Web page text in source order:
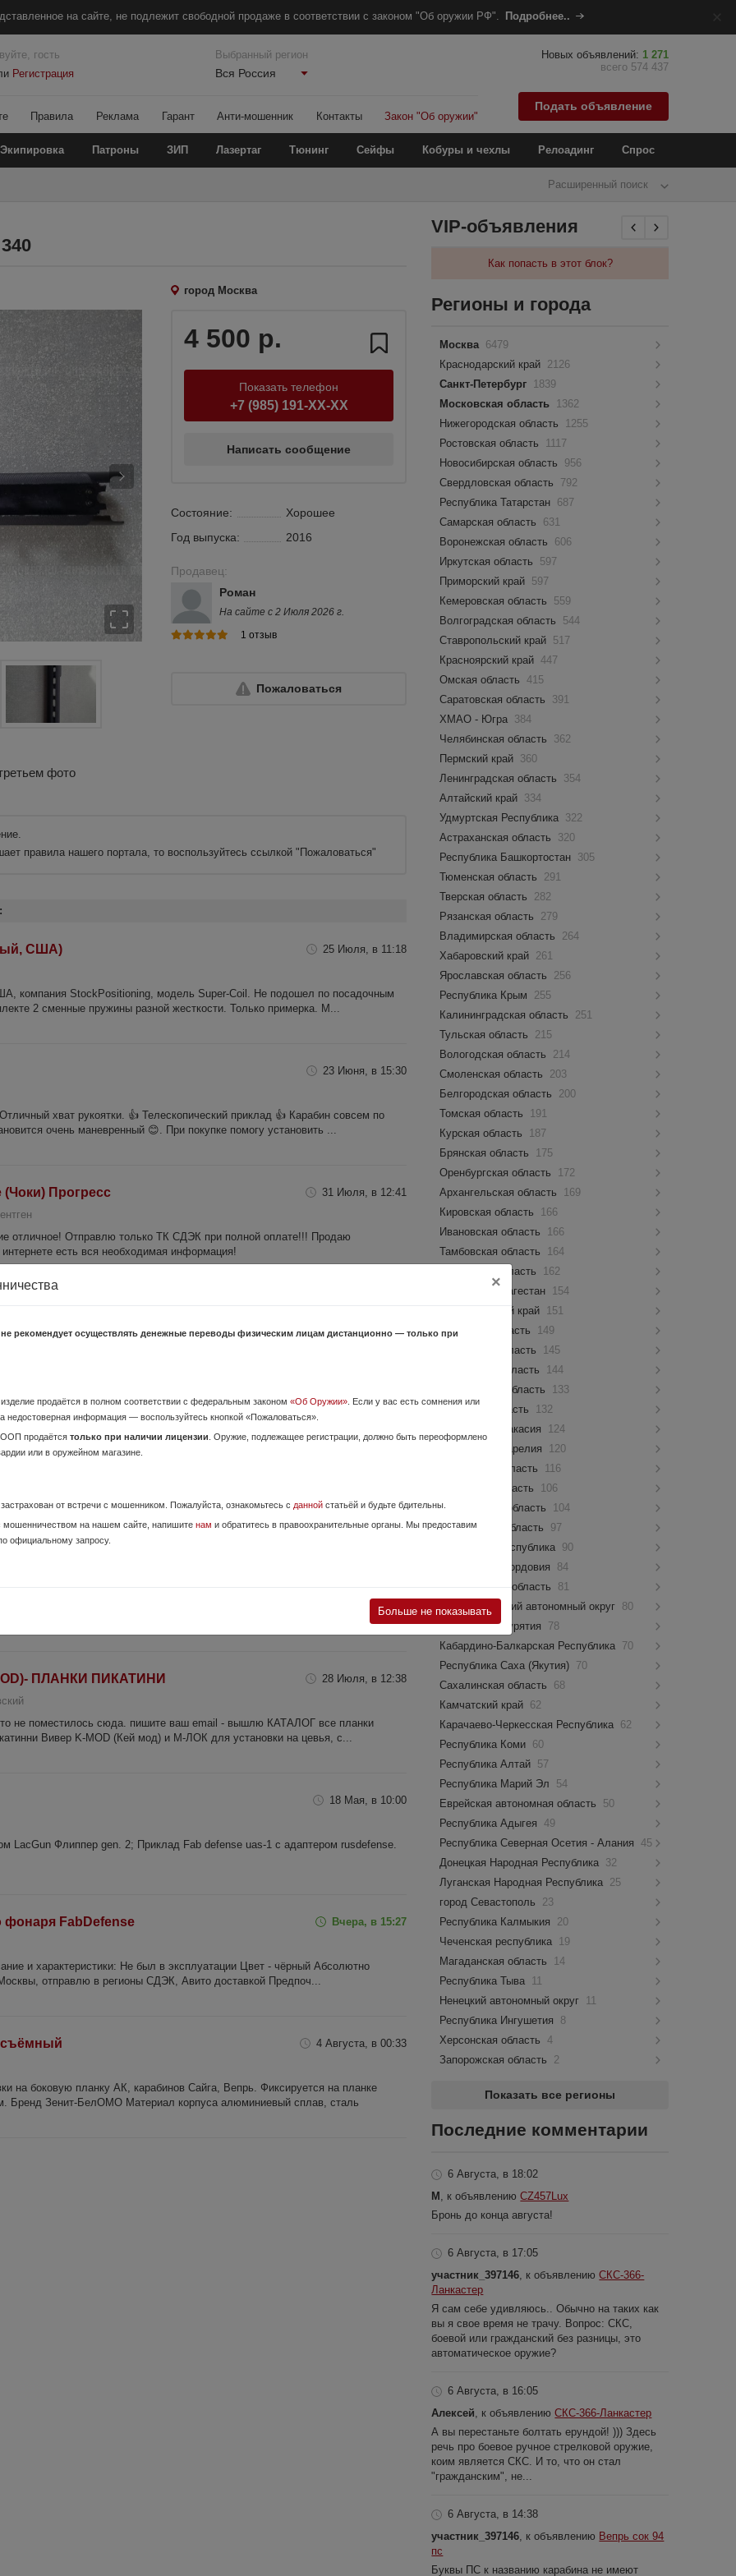
на сайте, не подлежит свободной продаже в соответствии с законом "Об оружии РФ". Подробнее..
гость
Регистрация
Выбранный регион
Вся Россия
Правила Реклама Гарант Анти-мошенник Контакты Закон "Об оружии"
Новых объявлений: 1 271
всего 574 437
Подать объявление
Экипировка Патроны ЗИП Лазертаг Тюнинг Сейфы Кобуры и чехлы Релоадинг Спрос
Расширенный поиск
город Москва
фото
4 500 р.
Показать телефон
+7 (985) 191-XX-XX
Написать сообщение
Состояние:
Хорошее
Год выпуска:
2016
Продавец:
Роман
На сайте с 2 Июля 2026 г.
1 отзыв
Пожаловаться
правила нашего портала, то воспользуйтесь ссылкой "Пожаловаться"
США) 25 Июля, в 11:18
компания StockPositioning, модель Super-Coil. Не подошел по посадочным
2 сменные пружины разной жесткости. Только примерка. М...
23 Июня, в 15:30
хват рукоятки. 👍 Телескопический приклад 👍 Карабин совсем по
очень маневренный 😊. При покупке помогу установить ...
(Чоки) Прогресс 31 Июля, в 12:41
отличное! Отправлю только ТК СДЭК при полной оплате!!! Продаю
есть вся необходимая информация!
GL-CORE S Fab Defense (COM-/MIL-SPEC). Немного бу.
2 Августа, в 11:54
D 45мм, 11 камер с газоразгрузкой, хорошо убирает звук, резьба 24Х1.5
VR-SVD на Тигр под этот ДТК (все новое не устанав...
ПЛАНКИ ПИКАТИНИ 28 Июля, в 12:38
не поместилось сюда. пишите ваш email - вышлю КАТАЛОГ все планки
Вивер K-MOD (Кей мод) и М-ЛОК для установки на цевья, с...
18 Мая, в 10:00
LacGun Флиппер gen. 2; Приклад Fab defense uas-1 с адаптером rusdefense.
фонаря FabDefense Вчера, в 15:27
и характеристики: Не был в эксплуатации Цвет - чёрный Абсолютно
отправлю в регионы СДЭК, Авито доставкой Предпоч...
4 Августа, в 00:33
на боковую планку АК, карабинов Сайга, Вепрь. Фиксируется на планке
Бренд Зенит-БелОМО Материал корпуса алюминиевый сплав, сталь
×
рекомендует осуществлять денежные переводы физическим лицам дистанционно — только при
продаётся в полном соответствии с федеральным законом «Об Оружии» . Если у вас есть сомнения или
недостоверная информация — воспользуйтесь кнопкой «Пожаловаться».
продаётся только при наличии лицензии . Оружие, подлежащее регистрации, должно быть переоформлено
или в оружейном магазине.
от встречи с мошенником. Пожалуйста, ознакомьтесь с данной статьёй и будьте бдительны.
мошенничеством на нашем сайте, напишите нам и обратитесь в правоохранительные органы. Мы предоставим
официальному запросу.
Больше не показывать
VIP-объявления
Как попасть в этот блок?
Регионы и города
Москва 6479
Краснодарский край 2126
Санкт-Петербург 1839
Московская область 1362
Нижегородская область
1255
Ростовская область
1117
Новосибирская область
956
Свердловская область
792
Республика Татарстан 687
Самарская область
631
Воронежская область
606
Иркутская область
597
Приморский край 597
Кемеровская область
559
Волгоградская область
544
Ставропольский край 517
Красноярский край 447
Омская область
415
Саратовская область
391
ХМАО - Югра 384
Челябинская область
362
Пермский край 360
Ленинградская область
354
Алтайский край 334
Удмуртская Республика 322
Астраханская область
320
Республика Башкортостан 305
Тюменская область
291
Тверская область
282
Рязанская область
279
Владимирская область
264
Хабаровский край 261
Ярославская область
256
Республика Крым
255
Калининградская область
251
Тульская область
215
Вологодская область
214
Смоленская область
203
Белгородская область
200
Томская область
191
Курская область
187
Брянская область
175
Оренбургская область
172
Архангельская область
169
Кировская область
166
Ивановская область
166
Тамбовская область
164
Калужская область
162
Республика Дагестан 154
Забайкальский край 151
Амурская область
149
Орловская область
145
Пензенская область
144
Ульяновская область
133
Липецкая область
132
Республика Хакасия
124
Республика Карелия
120
Курганская область
116
Псковская область
106
Костромская область
104
Мурманская область
97
Чувашская Республика 90
Республика Мордовия
84
Новгородская область
81
Ямало-Ненецкий автономный округ 80
Республика Бурятия
78
Кабардино-Балкарская Республика 70
Республика Саха (Якутия) 70
Сахалинская область
68
Камчатский край 62
Карачаево-Черкесская Республика 62
Республика Коми 60
Республика Алтай 57
Республика Марий Эл
54
Еврейская автономная область
50
Республика Адыгея
49
Республика Северная Осетия - Алания
45
Донецкая Народная Республика 32
Луганская Народная Республика 25
город Севастополь
23
Республика Калмыкия
20
Чеченская республика 19
Магаданская область
14
Республика Тыва 11
Ненецкий автономный округ 11
Республика Ингушетия
8
Херсонская область
4
Запорожская область
2
Показать все регионы
Последние комментарии
6 Августа, в 18:02
M , к объявлениюCZ457Lux
Бронь до конца августа!
6 Августа, в 17:05
участник_397146 , к объявлениюСКС-366-
Ланкастер
Я сам себе удивляюсь.. Обычно на таких как
вы я свое время не трачу. Вопрос: СКС,
боевой или гражданский без разницы, это
автоматическое оружие?
6 Августа, в 16:05
Алексей , к объявлениюСКС-366-Ланкастер
А вы перестаньте болтать ерундой! ))) Здесь
речь про боевое ручное стрелковой оружие,
коим является СКС. И то, что он стал
"гражданским", не...
6 Августа, в 14:38
участник_397146 , к объявлению Вепрь сок 94
пс
Буквы ПС к названию карабина не имеют